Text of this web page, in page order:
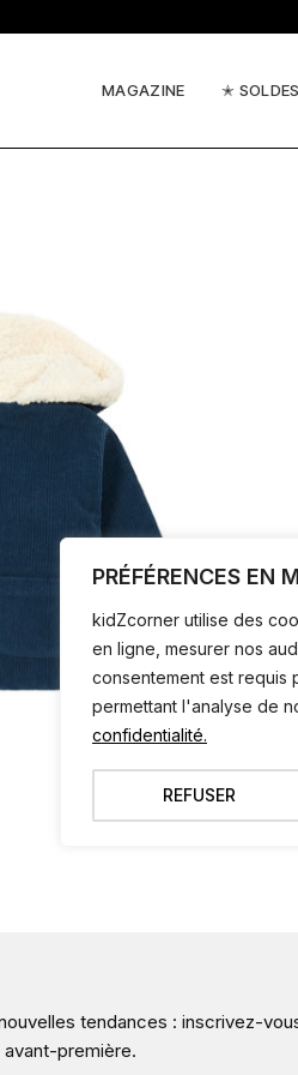
PRÉFÉRENCES EN
kidZcorner utilise des
en ligne, mesurer nos
consentement est requis
permettant l'analyse de
confidentialité.
REFUSER
MAGAZINE ✭
tendances : inscrivez-
première.